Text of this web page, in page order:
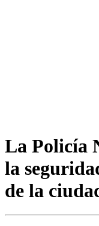
La Policía
la
de la